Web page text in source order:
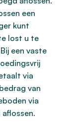
een
kunt
lost u te
een vaste
via
van
via